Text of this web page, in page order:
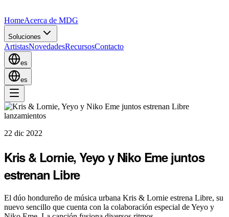
HomeAcerca de MDG
Soluciones
ArtistasNovedadesRecursosContacto
es
es
lanzamientos
22 dic 2022
Kris & Lornie, Yeyo y Niko Eme juntos
estrenan Libre
El dúo hondureño de música urbana Kris & Lornie estrena Libre, su
nuevo sencillo que cuenta con la colaboración especial de Yeyo y